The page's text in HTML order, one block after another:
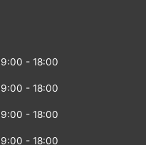
- 18:00
- 18:00
- 18:00
- 18:00